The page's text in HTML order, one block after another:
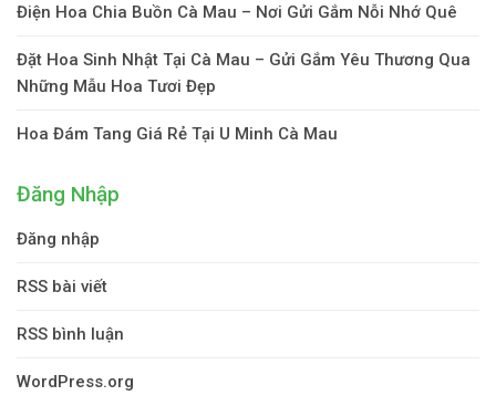
Điện Hoa Chia Buồn Cà Mau – Nơi Gửi Gắm Nỗi Nhớ Quê
Đặt Hoa Sinh Nhật Tại Cà Mau – Gửi Gắm Yêu Thương Qua
Những Mẫu Hoa Tươi Đẹp
Hoa Đám Tang Giá Rẻ Tại U Minh Cà Mau
Đăng Nhập
Đăng nhập
RSS bài viết
RSS bình luận
WordPress.org